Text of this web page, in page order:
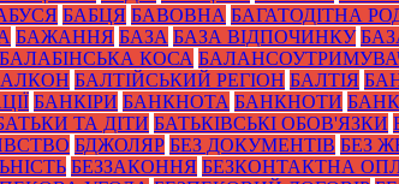
БАБЦЯ БАВОВНА БАГАТОДІТНА
БАЖАННЯ БАЗА БАЗА ВІДПОЧИНКУ
БАЛАБІНСЬКА КОСА
БАЛТІЙСЬКИЙ РЕГІОН БАЛТІЯ
БАНКІРИ БАНКНОТА БАНКНОТИ
ТА ДІТИ БАТЬКІВСЬКІ ОБОВ'ЯЗКИ
БДЖОЛЯР БЕЗ ДОКУМЕНТІВ БЕЗ
БЕЗЗАКОННЯ БЕЗКОНТАКТНА